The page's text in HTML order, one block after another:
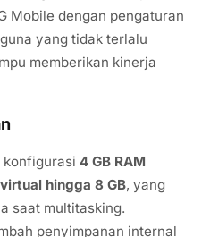
Mobile dengan pengaturan
yang tidak terlalu
memberikan kinerja
konfigurasi 4 GB RAM
hingga 8 GB, yang
saat multitasking.
penyimpanan internal